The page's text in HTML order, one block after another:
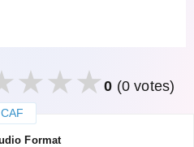
0 (0 votes)
CAF
Format